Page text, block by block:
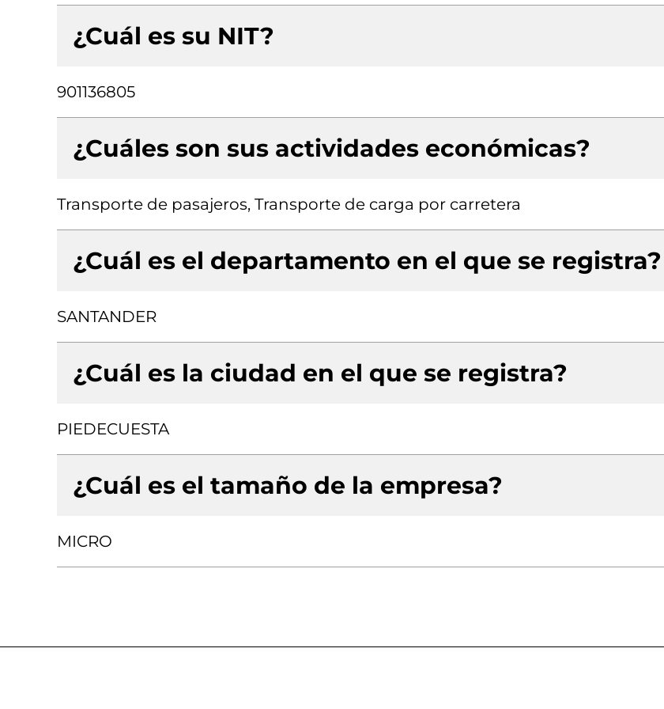
¿Cuál es su NIT?
901136805
¿Cuáles son sus actividades económicas?
Transporte de pasajeros, Transporte de carga por carretera
¿Cuál es el departamento en el que se registra?
SANTANDER
¿Cuál es la ciudad en el que se registra?
PIEDECUESTA
¿Cuál es el tamaño de la empresa?
MICRO